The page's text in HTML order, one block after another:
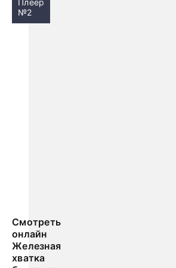
Плеер
№2
Смотреть
онлайн
Железная
хватка